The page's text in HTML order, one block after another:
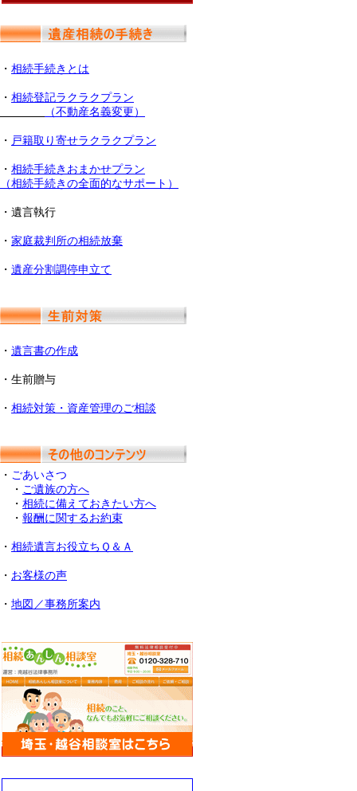
・ 相続手続きとは
・ 相続登記ラクラクプラン
（不動産名義変更）
・ 戸籍取り寄せラクラクプラン
・ 相続手続きおまかせプラン
（相続手続きの全面的なサポート）
・遺言執行
・ 家庭裁判所の相続放棄
・ 遺産分割調停申立て
・ 遺言書の作成
・生前贈与
・ 相続対策・資産管理のご相談
・ ごあいさつ
・ ご遺族の方へ
・ 相続に備えておきたい方へ
・ 報酬に関するお約束
・ 相続遺言お役立ちＱ＆Ａ
・ お客様の声
・ 地図／事務所案内